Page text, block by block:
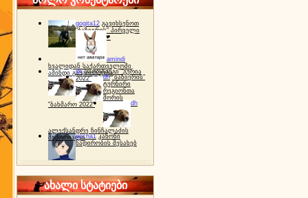
gogita12 გავიხსენოთ
"ბაზიერის" პირველი
ტურნირი ❤
amindi
ხვალიდან საქართველოში
ამინდი გაუარესდება
dh სპორტინგი "გურია
2022"
dh "ბაზიერის"
ტურნირი
რეგიონთა
შორის
"ბახმარო 2022"
dh
ალექსანდრე ჩინჩალაძის
მემორიალიgocha1 კანონი
ნადირობის შესახებ
ახალი სტატიები